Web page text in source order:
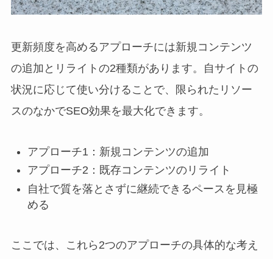
更新頻度を高めるアプローチには新規コンテンツ
の追加とリライトの2種類があります。自サイトの
状況に応じて使い分けることで、限られたリソー
スのなかでSEO効果を最大化できます。
アプローチ1：新規コンテンツの追加
アプローチ2：既存コンテンツのリライト
自社で質を落とさずに継続できるペースを見極
める
ここでは、これら2つのアプローチの具体的な考え